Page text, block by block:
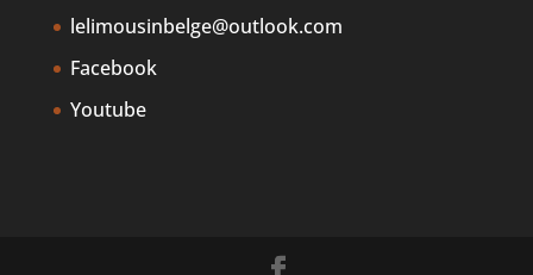
lelimousinbelge@outlook.com
Facebook
Youtube